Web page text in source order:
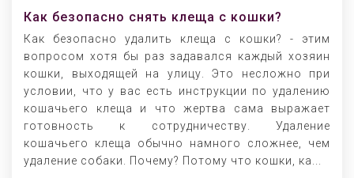
Как безопасно снять клеща с кошки?
Как безопасно удалить клеща с кошки? - этим
вопросом хотя бы раз задавался каждый хозяин
кошки, выходящей на улицу. Это несложно при
условии, что у вас есть инструкции по удалению
кошачьего клеща и что жертва сама выражает
готовность к сотрудничеству. Удаление
кошачьего клеща обычно намного сложнее, чем
удаление собаки. Почему? Потому что кошки, ка...